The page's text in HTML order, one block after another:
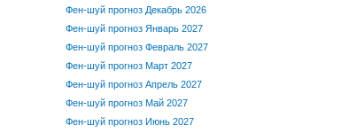
Фен-шуй прогноз Декабрь 2026
Фен-шуй прогноз Январь 2027
Фен-шуй прогноз Февраль 2027
Фен-шуй прогноз Март 2027
Фен-шуй прогноз Апрель 2027
Фен-шуй прогноз Май 2027
Фен-шуй прогноз Июнь 2027